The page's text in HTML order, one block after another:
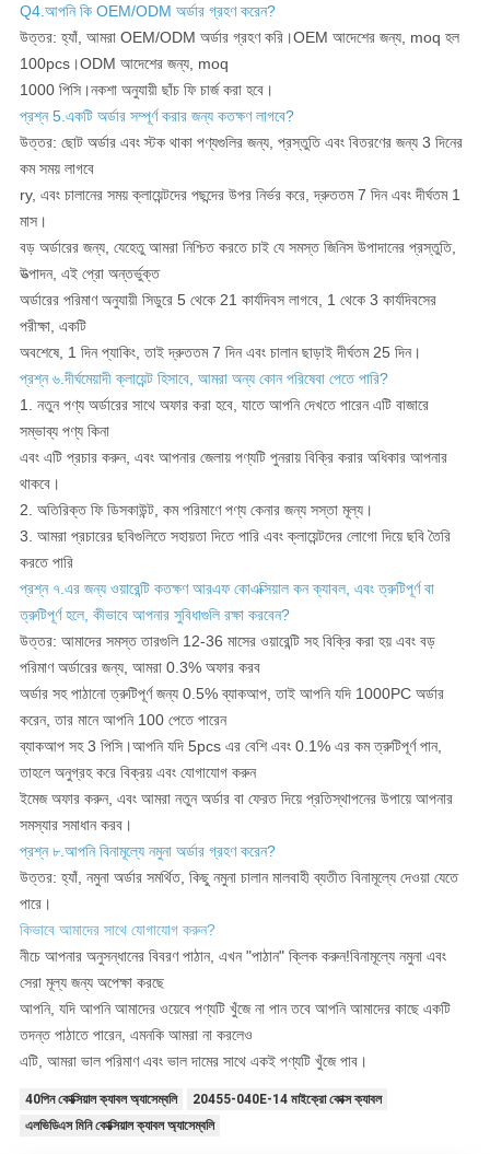
Q4.আপনি কি OEM/ODM অর্ডার গ্রহণ করেন?
উত্তর: হ্যাঁ, আমরা OEM/ODM অর্ডার গ্রহণ করি।OEM আদেশের জন্য, moq হল
100pcs।ODM আদেশের জন্য, moq
1000 পিসি।নকশা অনুযায়ী ছাঁচ ফি চার্জ করা হবে।
প্রশ্ন 5.একটি অর্ডার সম্পূর্ণ করার জন্য কতক্ষণ লাগবে?
উত্তর: ছোট অর্ডার এবং স্টক থাকা পণ্যগুলির জন্য, প্রস্তুতি এবং বিতরণের জন্য 3 দিনের
কম সময় লাগবে
ry, এবং চালানের সময় ক্লায়েন্টদের পছন্দের উপর নির্ভর করে, দ্রুততম 7 দিন এবং দীর্ঘতম 1
মাস।
বড় অর্ডারের জন্য, যেহেতু আমরা নিশ্চিত করতে চাই যে সমস্ত জিনিস উপাদানের প্রস্তুতি,
উত্পাদন, এই প্রো অন্তর্ভুক্ত
অর্ডারের পরিমাণ অনুযায়ী সিডুরে 5 থেকে 21 কার্যদিবস লাগবে, 1 থেকে 3 কার্যদিবসের
পরীক্ষা, একটি
অবশেষে, 1 দিন প্যাকিং, তাই দ্রুততম 7 দিন এবং চালান ছাড়াই দীর্ঘতম 25 দিন।
প্রশ্ন ৬.দীর্ঘমেয়াদী ক্লায়েন্ট হিসাবে, আমরা অন্য কোন পরিষেবা পেতে পারি?
1. নতুন পণ্য অর্ডারের সাথে অফার করা হবে, যাতে আপনি দেখতে পারেন এটি বাজারে
সম্ভাব্য পণ্য কিনা
এবং এটি প্রচার করুন, এবং আপনার জেলায় পণ্যটি পুনরায় বিক্রি করার অধিকার আপনার
থাকবে।
2. অতিরিক্ত ফি ডিসকাউন্ট, কম পরিমাণে পণ্য কেনার জন্য সস্তা মূল্য।
3. আমরা প্রচারের ছবিগুলিতে সহায়তা দিতে পারি এবং ক্লায়েন্টদের লোগো দিয়ে ছবি তৈরি
করতে পারি
প্রশ্ন ৭.এর জন্য ওয়ারেন্টি কতক্ষণ আরএফ কোএক্সিয়াল কন ক্যাবল, এবং ত্রুটিপূর্ণ বা
ত্রুটিপূর্ণ হলে, কীভাবে আপনার সুবিধাগুলি রক্ষা করবেন?
উত্তর: আমাদের সমস্ত তারগুলি 12-36 মাসের ওয়ারেন্টি সহ বিক্রি করা হয় এবং বড়
পরিমাণ অর্ডারের জন্য, আমরা 0.3% অফার করব
অর্ডার সহ পাঠানো ত্রুটিপূর্ণ জন্য 0.5% ব্যাকআপ, তাই আপনি যদি 1000PC অর্ডার
করেন, তার মানে আপনি 100 পেতে পারেন
ব্যাকআপ সহ 3 পিসি।আপনি যদি 5pcs এর বেশি এবং 0.1% এর কম ত্রুটিপূর্ণ পান,
তাহলে অনুগ্রহ করে বিক্রয় এবং যোগাযোগ করুন
ইমেজ অফার করুন, এবং আমরা নতুন অর্ডার বা ফেরত দিয়ে প্রতিস্থাপনের উপায়ে আপনার
সমস্যার সমাধান করব।
প্রশ্ন ৮.আপনি বিনামূল্যে নমুনা অর্ডার গ্রহণ করেন?
উত্তর: হ্যাঁ, নমুনা অর্ডার সমর্থিত, কিছু নমুনা চালান মালবাহী ব্যতীত বিনামূল্যে দেওয়া যেতে
পারে।
কিভাবে আমাদের সাথে যোগাযোগ করুন?
নীচে আপনার অনুসন্ধানের বিবরণ পাঠান, এখন "পাঠান" ক্লিক করুন!বিনামূল্যে নমুনা এবং
সেরা মূল্য জন্য অপেক্ষা করছে
আপনি, যদি আপনি আমাদের ওয়েবে পণ্যটি খুঁজে না পান তবে আপনি আমাদের কাছে একটি
তদন্ত পাঠাতে পারেন, এমনকি আমরা না করলেও
এটি, আমরা ভাল পরিমাণ এবং ভাল দামের সাথে একই পণ্যটি খুঁজে পাব।
40পিন কোক্সিয়াল ক্যাবল অ্যাসেম্বলি
20455-040E-14 মাইক্রো কোক্স ক্যাবল
এলভিডিএস মিনি কোক্সিয়াল ক্যাবল অ্যাসেম্বলি